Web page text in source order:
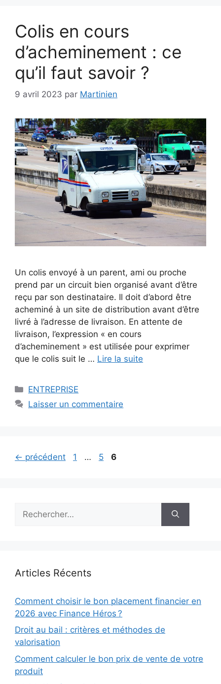
Colis en cours
d’acheminement : ce
qu’il faut savoir ?
9 avril 2023 par Martinien
Un colis envoyé à un parent, ami ou proche
prend par un circuit bien organisé avant d’être
reçu par son destinataire. Il doit d’abord être
acheminé à un site de distribution avant d’être
livré à l’adresse de livraison. En attente de
livraison, l’expression « en cours
d’acheminement » est utilisée pour exprimer
que le colis suit le … Lire la suite
Catégories
ENTREPRISE
Laisser un commentaire
← précédent Page
1 … Page
5 Page
6
Articles Récents
Comment choisir le bon placement financier en
2026 avec Finance Héros ?
Droit au bail : critères et méthodes de
valorisation
Comment calculer le bon prix de vente de votre
produit